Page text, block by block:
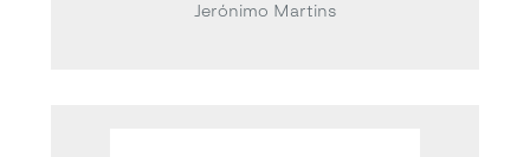
Jerónimo Martins